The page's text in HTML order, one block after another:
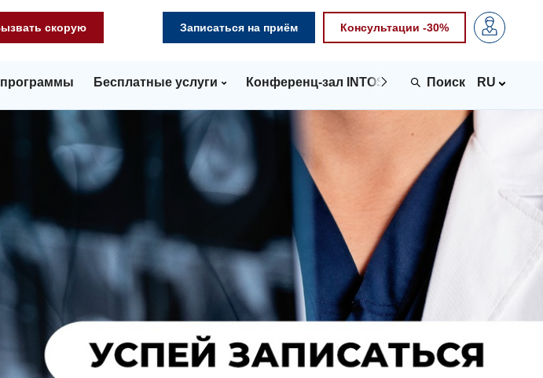
скорую Записаться на приём Консультации -30%
Бесплатные услуги Конференц-зал INTOSPACE Контакты
RU